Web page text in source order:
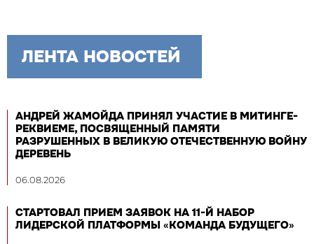
ЛЕНТА НОВОСТЕЙ
АНДРЕЙ ЖАМОЙДА ПРИНЯЛ УЧАСТИЕ В МИТИНГЕ-
РЕКВИЕМЕ, ПОСВЯЩЕННЫЙ ПАМЯТИ
РАЗРУШЕННЫХ В ВЕЛИКУЮ ОТЕЧЕСТВЕННУЮ ВОЙНУ
ДЕРЕВЕНЬ
06.08.2026
СТАРТОВАЛ ПРИЕМ ЗАЯВОК НА 11-Й НАБОР
ЛИДЕРСКОЙ ПЛАТФОРМЫ «КОМАНДА БУДУЩЕГО»